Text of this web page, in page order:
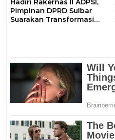
Hadiri Rakernas II ADPSI,
Pimpinan DPRD Sulbar
Suarakan Transformasi